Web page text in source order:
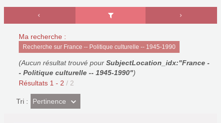
Ma recherche :
Recherche sur France -- Politique culturelle -- 1945-1990
(Aucun résultat trouvé pour SubjectLocation_idx:"France -
- Politique culturelle -- 1945-1990")
Résultats 1 - 2 / 2
Tri : (Effet
imédiat)
Pertinence